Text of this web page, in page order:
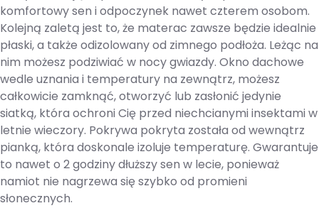
komfortowy sen i odpoczynek nawet czterem osobom.
Kolejną zaletą jest to, że materac zawsze będzie idealnie
płaski, a także odizolowany od zimnego podłoża. Leżąc na
nim możesz podziwiać w nocy gwiazdy. Okno dachowe
wedle uznania i temperatury na zewnątrz, możesz
całkowicie zamknąć, otworzyć lub zasłonić jedynie
siatką, która ochroni Cię przed niechcianymi insektami w
letnie wieczory. Pokrywa pokryta została od wewnątrz
pianką, która doskonale izoluje temperaturę. Gwarantuje
to nawet o 2 godziny dłuższy sen w lecie, ponieważ
namiot nie nagrzewa się szybko od promieni
słonecznych.